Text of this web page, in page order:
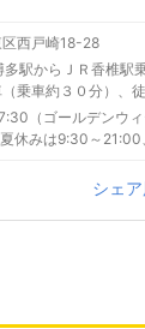
西戸崎18-28
駅からＪＲ香椎駅
乗車約３０分）、徒
場からベイサイドプ
５分）、博多ふ頭か
内回り環状線、呉服
から香椎線へ、香椎浜
ンドシティの海ノ
（ゴールデンウ
休みは9:30～21:00
曜日とその翌日シェ